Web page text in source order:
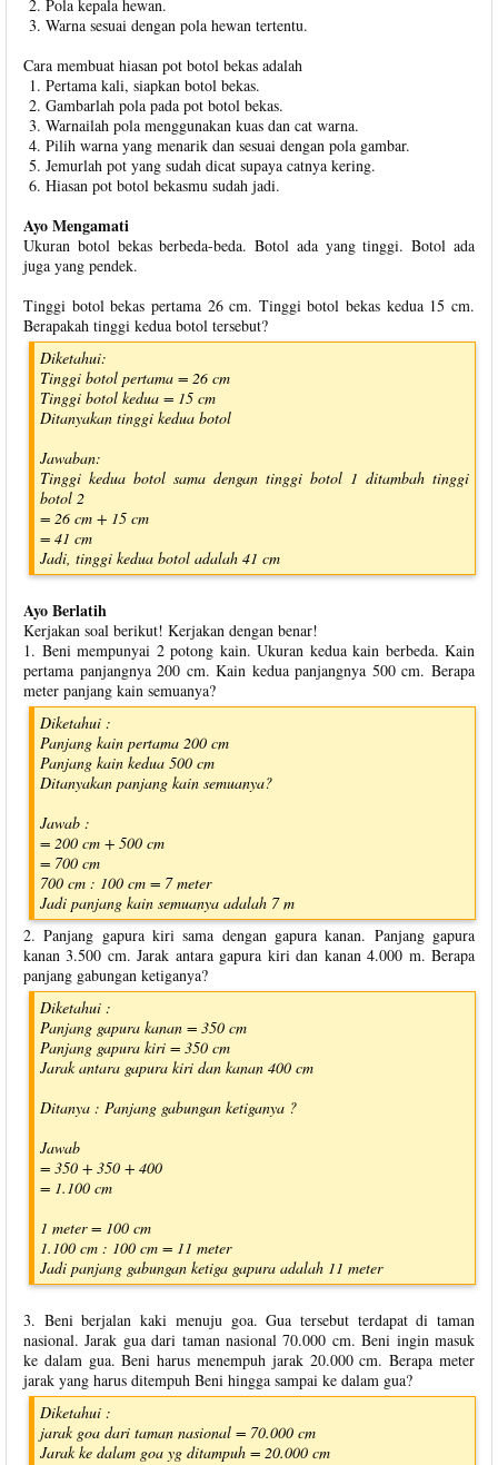
Pola kepala hewan.
Warna sesuai dengan pola hewan tertentu.
Cara membuat hiasan pot botol bekas adalah
Pertama kali, siapkan botol bekas.
Gambarlah pola pada pot botol bekas.
Warnailah pola menggunakan kuas dan cat warna.
Pilih warna yang menarik dan sesuai dengan pola gambar.
Jemurlah pot yang sudah dicat supaya catnya kering.
Hiasan pot botol bekasmu sudah jadi.
Ayo Mengamati
Ukuran botol bekas berbeda-beda. Botol ada yang tinggi. Botol ada
juga yang pendek.
Tinggi botol bekas pertama 26 cm. Tinggi botol bekas kedua 15 cm.
Berapakah tinggi kedua botol tersebut?
Diketahui:
Tinggi botol pertama = 26 cm
Tinggi botol kedua = 15 cm
Ditanyakan tinggi kedua botol
Jawaban:
Tinggi kedua botol sama dengan tinggi botol 1 ditambah tinggi
botol 2
= 26 cm + 15 cm
= 41 cm
Jadi, tinggi kedua botol adalah 41 cm
Ayo Berlatih
Kerjakan soal berikut! Kerjakan dengan benar!
1. Beni mempunyai 2 potong kain. Ukuran kedua kain berbeda. Kain
pertama panjangnya 200 cm. Kain kedua panjangnya 500 cm. Berapa
meter panjang kain semuanya?
Diketahui :
Panjang kain pertama 200 cm
Panjang kain kedua 500 cm
Ditanyakan panjang kain semuanya?
Jawab :
= 200 cm + 500 cm
= 700 cm
700 cm : 100 cm = 7 meter
Jadi panjang kain semuanya adalah 7 m
2. Panjang gapura kiri sama dengan gapura kanan. Panjang gapura
kanan 3.500 cm. Jarak antara gapura kiri dan kanan 4.000 m. Berapa
panjang gabungan ketiganya?
Diketahui :
Panjang gapura kanan = 350 cm
Panjang gapura kiri = 350 cm
Jarak antara gapura kiri dan kanan 400 cm
Ditanya : Panjang gabungan ketiganya ?
Jawab
= 350 + 350 + 400
= 1.100 cm
1 meter = 100 cm
1.100 cm : 100 cm = 11 meter
Jadi panjang gabungan ketiga gapura adalah 11 meter
3. Beni berjalan kaki menuju goa. Gua tersebut terdapat di taman
nasional. Jarak gua dari taman nasional 70.000 cm. Beni ingin masuk
ke dalam gua. Beni harus menempuh jarak 20.000 cm. Berapa meter
jarak yang harus ditempuh Beni hingga sampai ke dalam gua?
Diketahui :
jarak goa dari taman nasional = 70.000 cm
Jarak ke dalam goa yg ditampuh = 20.000 cm